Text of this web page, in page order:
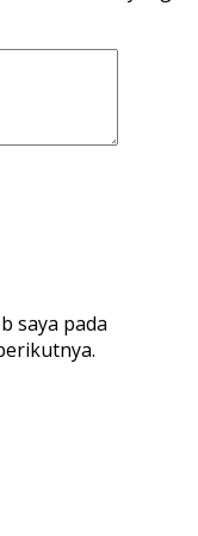
saya pada